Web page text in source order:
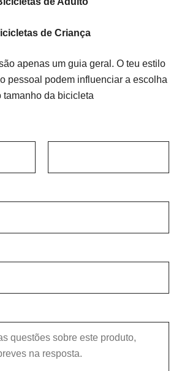
de Criança
apenas um guia geral. O teu estilo
pessoal podem influenciar a escolha
tamanho da bicicleta